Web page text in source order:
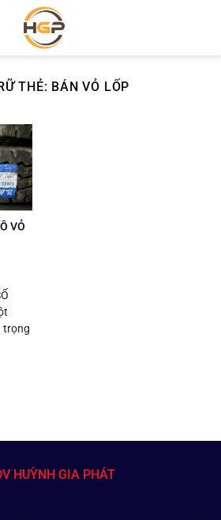
THẺ: BÁN VỎ LỐP
VỎ
trọng
HUỲNH GIA PHÁT